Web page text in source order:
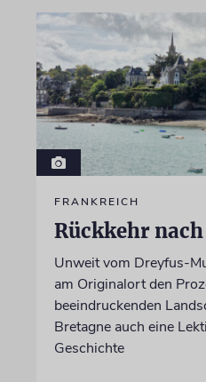
FRANKREICH
Rückkehr nach
Unweit vom Dreyfus-
am Originalort den
beeindruckenden
Bretagne auch eine
Geschichte